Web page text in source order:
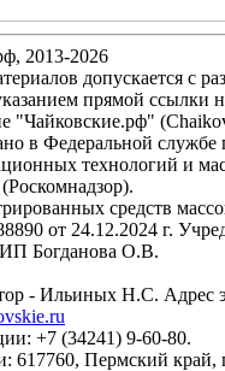
2013-2026
допускается с
прямой ссылки
"Чайковские.рф"
в Федеральной службе
технологий и
средств
от 24.12.2024 г.
Богданова О.В.
- Ильиных Н.С. Адрес
+7 (34241) 9-60-80.
617760, Пермский край,